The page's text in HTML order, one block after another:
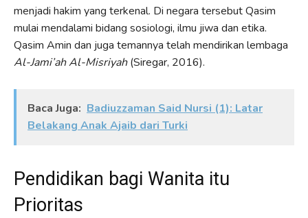
menjadi hakim yang terkenal. Di negara tersebut Qasim
mulai mendalami bidang sosiologi, ilmu jiwa dan etika.
Qasim Amin dan juga temannya telah mendirikan lembaga
Al-Jami’ah Al-Misriyah(Siregar, 2016).
Baca Juga: Badiuzzaman Said Nursi (1): Latar
Belakang Anak Ajaib dari Turki
Pendidikan bagi Wanita itu
Prioritas